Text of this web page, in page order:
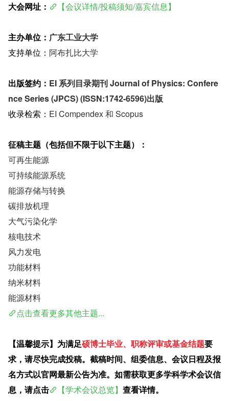
大会网址： 【会议详情/投稿须知/嘉宾信息】
主办单位： 广东工业大学
支持单位： 阿布扎比大学
出版签约： EI 系列目录期刊 Journal of Physics: Confere
nce Series (JPCS) (ISSN:1742-6596)出版
收录检索： EI Compendex 和 Scopus
征稿主题（包括但不限于以下主题）：
可再生能源
可持续能源系统
能源存储与转换
碳排放机理
大气污染化学
核电技术
风力发电
功能材料
纳米材料
能源材料
点击查看更多其他主题...
【温馨提示】为满足硕博士毕业、职称评审或基金结题要
求，请尽快完成投稿。截稿时间、组委信息、会议日程及报
名方式以官网最新公告为准。如需获取更多学科学术会议信
息，请点击
【学术会议总览】 查看详情。